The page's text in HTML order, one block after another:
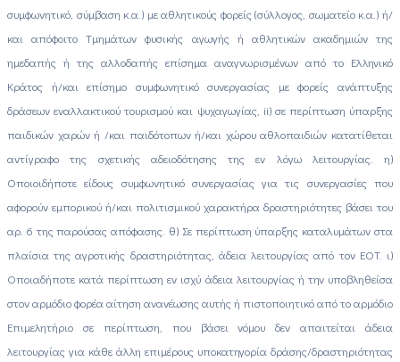
συμφωνητικό, σύμβαση κ.α.) με αθλητικούς φορείς (σύλλογος, σωματείο κ.α.) ή/
και απόφοιτο Τμημάτων φυσικής αγωγής ή αθλητικών ακαδημιών της
ημεδαπής ή της αλλοδαπής επίσημα αναγνωρισμένων από το Ελληνικό
Κράτος ή/και επίσημο συμφωνητικό συνεργασίας με φορείς ανάπτυξης
δράσεων εναλλακτικού τουρισμού και ψυχαγωγίας, ii) σε περίπτωση ύπαρξης
παιδικών χαρών ή /και παιδότοπων ή/και χώρου αθλοπαιδιών κατατίθεται
αντίγραφο της σχετικής αδειοδότησης της εν λόγω λειτουργίας. η)
Οποιοιδήποτε είδους συμφωνητικό συνεργασίας για τις συνεργασίες που
αφορούν εμπορικού ή/και πολιτισμικού χαρακτήρα δραστηριότητες βάσει του
αρ. 6 της παρούσας απόφασης. θ) Σε περίπτωση ύπαρξης καταλυμάτων στα
πλαίσια της αγροτικής δραστηριότητας, άδεια λειτουργίας από τον EOT. ι)
Οποιαδήποτε κατά περίπτωση εν ισχύ άδεια λειτουργίας ή την υποβληθείσα
στον αρμόδιο φορέα αίτηση ανανέωσης αυτής ή πιστοποιητικό από το αρμόδιο
Επιμελητήριο σε περίπτωση, που βάσει νόμου δεν απαιτείται άδεια
λειτουργίας για κάθε άλλη επιμέρους υποκατηγορία δράσης/δραστηριότητας